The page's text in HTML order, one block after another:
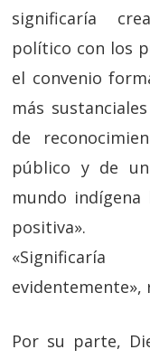
significaría
político con los
el convenio
más
de
público y de
mundo
positiva».
evidentemente»,
Por su parte,